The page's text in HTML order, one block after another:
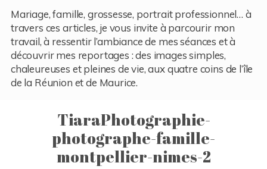
Mariage, famille, grossesse, portrait professionnel… à
travers ces articles, je vous invite à parcourir mon
travail, à ressentir l’ambiance de mes séances et à
découvrir mes reportages : des images simples,
chaleureuses et pleines de vie, aux quatre coins de l’île
de la Réunion et de Maurice.
TiaraPhotographie-
photographe-famille-
montpellier-nimes-2